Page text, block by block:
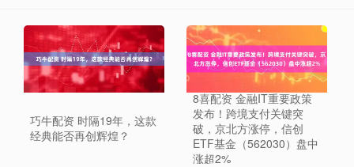
巧牛配资 时隔19年，这款
经典能否再创辉煌？
8喜配资 金融IT重要政策
发布！跨境支付关键突
破，京北方涨停，信创
ETF基金（562030）盘中
涨超2%